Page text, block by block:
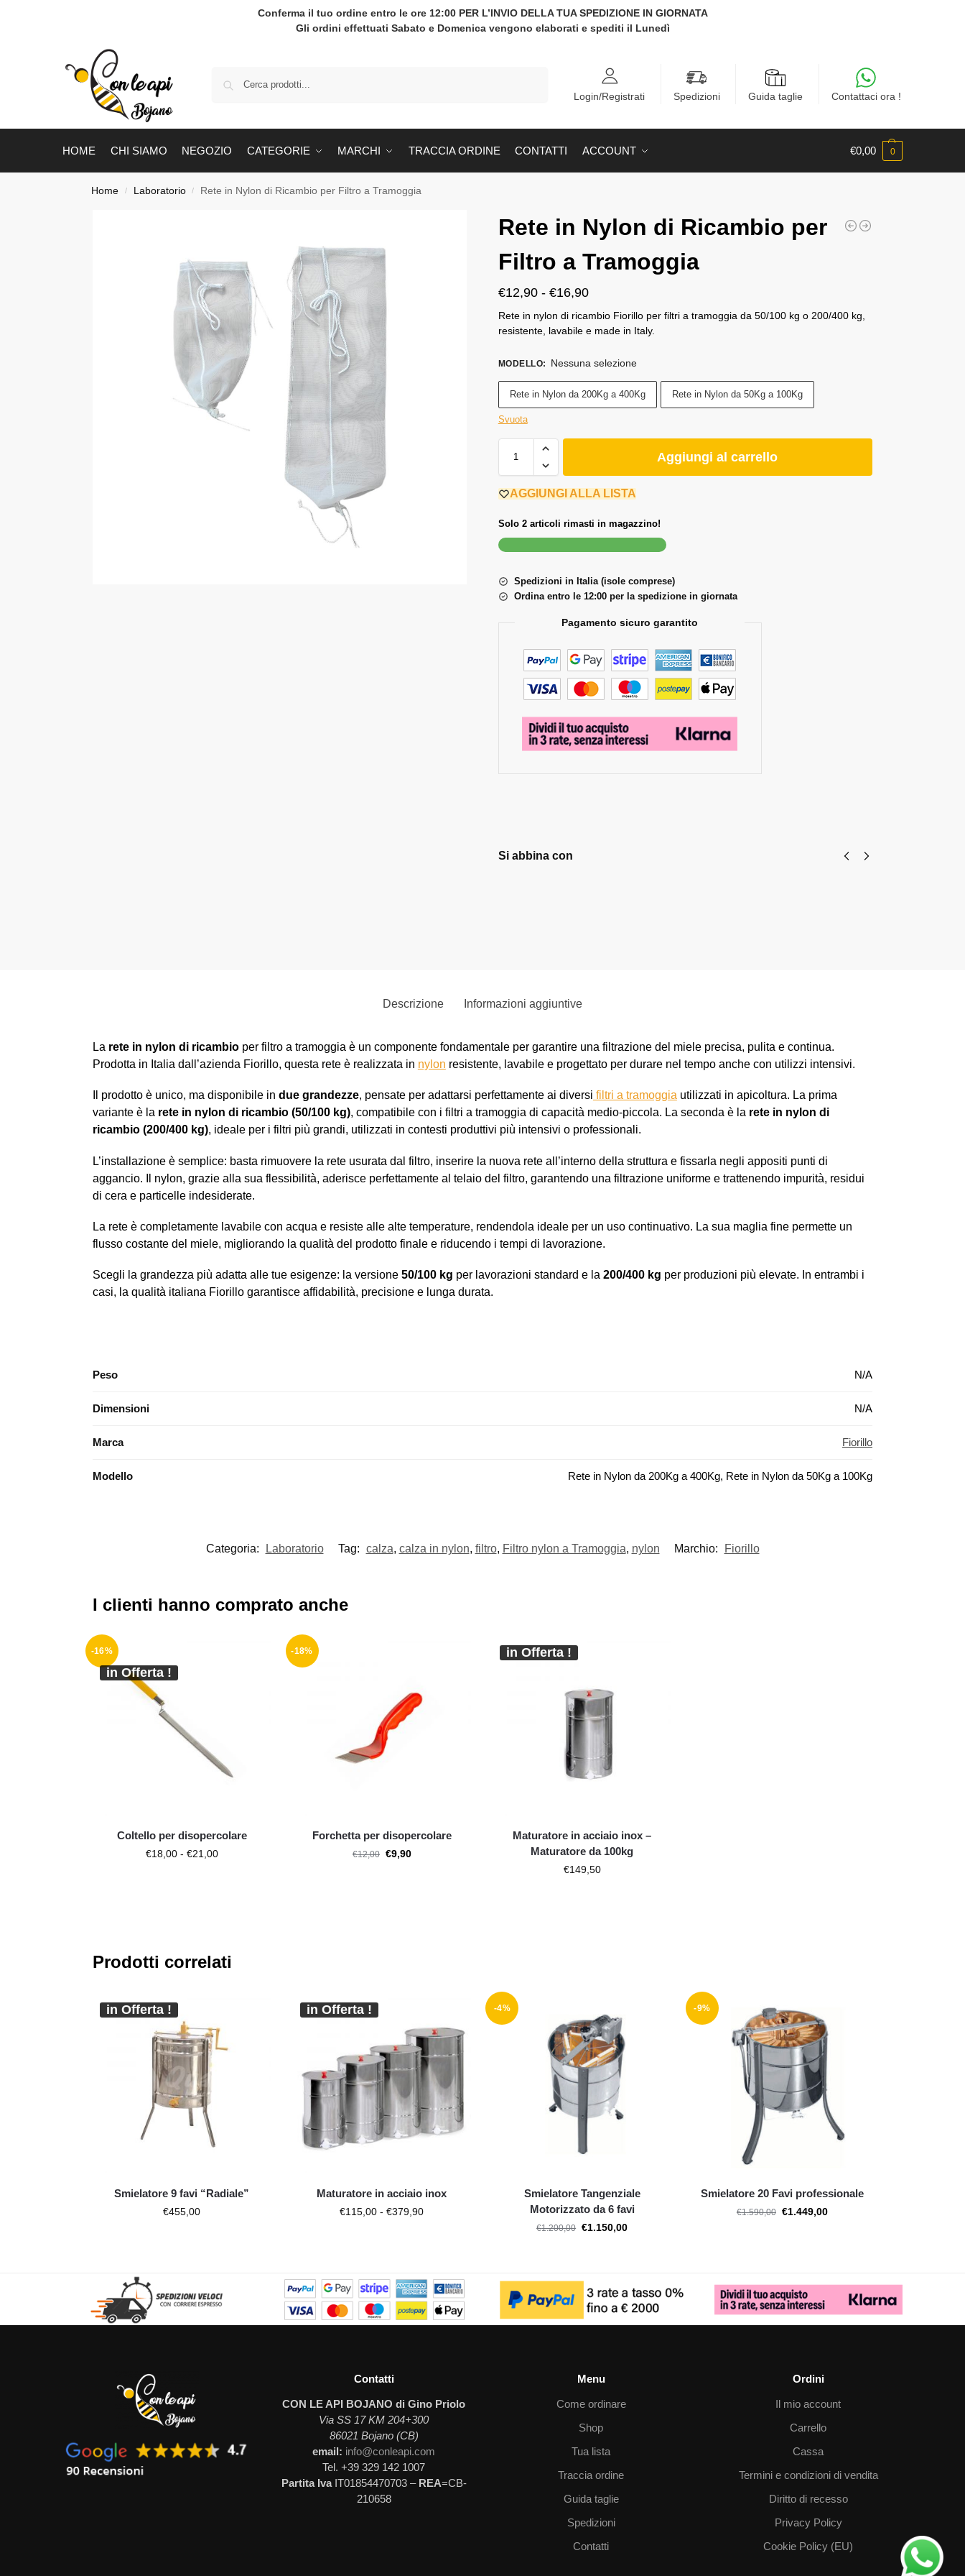
Conferma il tuo ordine entro le ore 12:00 PER L’INVIO DELLA TUA SPEDIZIONE IN GIORNATA
Gli ordini effettuati Sabato e Domenica vengono elaborati e spediti il Lunedì
Login/Registrati Spedizioni Guida taglie Contattaci ora !
HOME CHI SIAMO NEGOZIO CATEGORIE MARCHI TRACCIA ORDINE CONTATTI ACCOUNT €0,00 0
Home / Laboratorio / Rete in Nylon di Ricambio per Filtro a Tramoggia
Rete in Nylon di Ricambio per
Filtro a Tramoggia
€12,90 - €16,90
Rete in nylon di ricambio Fiorillo per filtri a tramoggia da 50/100 kg o 200/400 kg,
resistente, lavabile e made in Italy.
MODELLO: Nessuna selezione
Rete in Nylon da 200Kg a 400Kg Rete in Nylon da 50Kg a 100Kg
Svuota
Aggiungi al carrello
AGGIUNGI ALLA LISTA
Solo 2 articoli rimasti in magazzino!
Spedizioni in Italia (isole comprese)
Ordina entro le 12:00 per la spedizione in giornata
Pagamento sicuro garantito
Si abbina con
Descrizione Informazioni aggiuntive
La rete in nylon di ricambioper filtro a tramoggia è un componente fondamentale per garantire una filtrazione del miele precisa, pulita e continua.
Prodotta in Italia dall’azienda Fiorillo, questa rete è realizzata in nylon resistente, lavabile e progettato per durare nel tempo anche con utilizzi intensivi.
Il prodotto è unico, ma disponibile in due grandezze, pensate per adattarsi perfettamente ai diversi filtri a tramoggia utilizzati in apicoltura. La prima
variante è la rete in nylon di ricambio (50/100 kg), compatibile con i filtri a tramoggia di capacità medio‑piccola. La seconda è la rete in nylon di
ricambio (200/400 kg), ideale per i filtri più grandi, utilizzati in contesti produttivi più intensivi o professionali.
L’installazione è semplice: basta rimuovere la rete usurata dal filtro, inserire la nuova rete all’interno della struttura e fissarla negli appositi punti di
aggancio. Il nylon, grazie alla sua flessibilità, aderisce perfettamente al telaio del filtro, garantendo una filtrazione uniforme e trattenendo impurità, residui
di cera e particelle indesiderate.
La rete è completamente lavabile con acqua e resiste alle alte temperature, rendendola ideale per un uso continuativo. La sua maglia fine permette un
flusso costante del miele, migliorando la qualità del prodotto finale e riducendo i tempi di lavorazione.
Scegli la grandezza più adatta alle tue esigenze: la versione 50/100 kg per lavorazioni standard e la 200/400 kg per produzioni più elevate. In entrambi i
casi, la qualità italiana Fiorillo garantisce affidabilità, precisione e lunga durata.
Peso N/A
Dimensioni N/A
Marca Fiorillo
Modello Rete in Nylon da 200Kg a 400Kg, Rete in Nylon da 50Kg a 100Kg
Categoria: Laboratorio Tag: calza, calza in nylon, filtro, Filtro nylon a Tramoggia, nylon Marchio: Fiorillo
I clienti hanno comprato anche
-16%
in Offerta !
Coltello per disopercolare
€18,00 - €21,00
-18%
Forchetta per disopercolare
€12,00 €9,90
in Offerta !
Maturatore in acciaio inox –
Maturatore da 100kg
€149,50
Prodotti correlati
in Offerta !
Smielatore 9 favi “Radiale”
€455,00
in Offerta !
Maturatore in acciaio inox
€115,00 - €379,90
-4%
Smielatore Tangenziale
Motorizzato da 6 favi
€1.200,00 €1.150,00
-9%
Smielatore 20 Favi professionale
€1.590,00 €1.449,00
Contatti
CON LE API BOJANO di Gino Priolo
Via SS 17 KM 204+300
86021 Bojano (CB)
email: info@conleapi.com
Tel. +39 329 142 1007
Partita IvaIT01854470703 – REA=CB-
210658
Menu
Come ordinare
Shop
Tua lista
Traccia ordine
Guida taglie
Spedizioni
Contatti
Ordini
Il mio account
Carrello
Cassa
Termini e condizioni di vendita
Diritto di recesso
Privacy Policy
Cookie Policy (EU)